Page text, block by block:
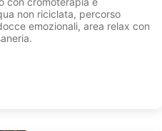
non riciclata, percorso
emozionali, area relax con